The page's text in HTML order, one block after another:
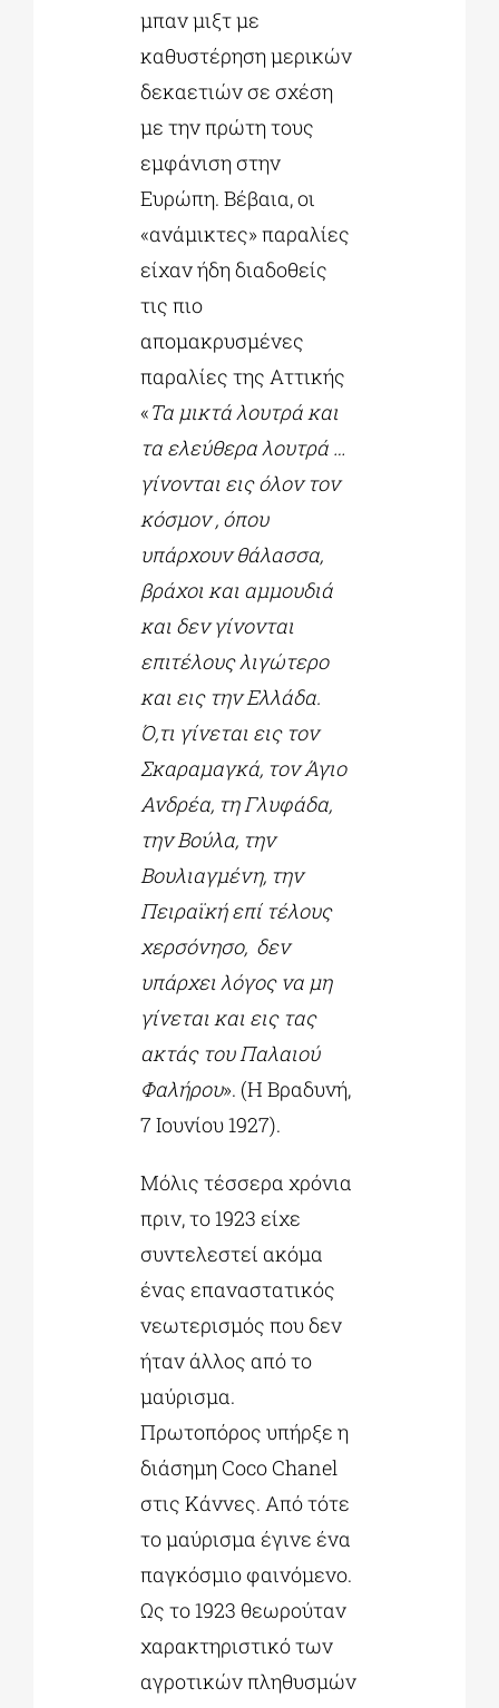
μπαν μιξτ με
καθυστέρηση μερικών
δεκαετιών σε σχέση
με την πρώτη τους
εμφάνιση στην
Ευρώπη. Βέβαια, οι
«ανάμικτες» παραλίες
είχαν ήδη διαδοθείς
τις πιο
απομακρυσμένες
παραλίες της Αττικής
«Τα μικτά λουτρά και
τα ελεύθερα λουτρά …
γίνονται εις όλον τον
κόσμον , όπου
υπάρχουν θάλασσα,
βράχοι και αμμουδιά
και δεν γίνονται
επιτέλους λιγώτερο
και εις την Ελλάδα.
Ό,τι γίνεται εις τον
Σκαραμαγκά, τον Άγιο
Ανδρέα, τη Γλυφάδα,
την Βούλα, την
Βουλιαγμένη, την
Πειραϊκή επί τέλους
χερσόνησο, δεν
υπάρχει λόγος να μη
γίνεται και εις τας
ακτάς του Παλαιού
Φαλήρου». (Η Βραδυνή,
7 Ιουνίου 1927).
Μόλις τέσσερα χρόνια
πριν, το 1923 είχε
συντελεστεί ακόμα
ένας επαναστατικός
νεωτερισμός που δεν
ήταν άλλος από το
μαύρισμα.
Πρωτοπόρος υπήρξε η
διάσημη Coco Chanel
στις Κάννες. Από τότε
το μαύρισμα έγινε ένα
παγκόσμιο φαινόμενο.
Ως το 1923 θεωρούταν
χαρακτηριστικό των
αγροτικών πληθυσμών